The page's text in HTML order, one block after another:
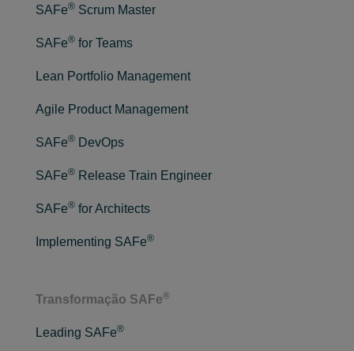
SAFe® Scrum Master
SAFe® for Teams
Lean Portfolio Management
Agile Product Management
SAFe® DevOps
SAFe® Release Train Engineer
SAFe® for Architects
Implementing SAFe®
Transformação SAFe®
Leading SAFe®